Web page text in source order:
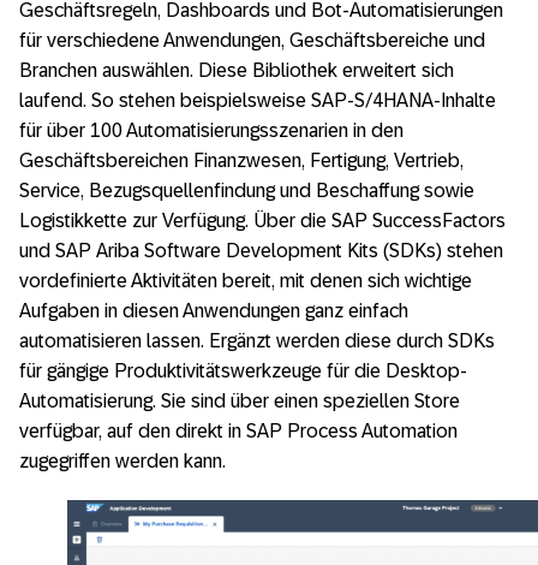
Geschäftsregeln, Dashboards und Bot-Automatisierungen
für verschiedene Anwendungen, Geschäftsbereiche und
Branchen auswählen. Diese Bibliothek erweitert sich
laufend. So stehen beispielsweise SAP-S/4HANA-Inhalte
für über 100 Automatisierungsszenarien in den
Geschäftsbereichen Finanzwesen, Fertigung, Vertrieb,
Service, Bezugsquellenfindung und Beschaffung sowie
Logistikkette zur Verfügung. Über die SAP SuccessFactors
und SAP Ariba Software Development Kits (SDKs) stehen
vordefinierte Aktivitäten bereit, mit denen sich wichtige
Aufgaben in diesen Anwendungen ganz einfach
automatisieren lassen. Ergänzt werden diese durch SDKs
für gängige Produktivitätswerkzeuge für die Desktop-
Automatisierung. Sie sind über einen speziellen Store
verfügbar, auf den direkt in SAP Process Automation
zugegriffen werden kann.